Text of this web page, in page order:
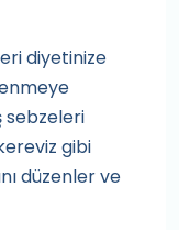
diyetinize
sebzeleri
gibi
düzenler ve